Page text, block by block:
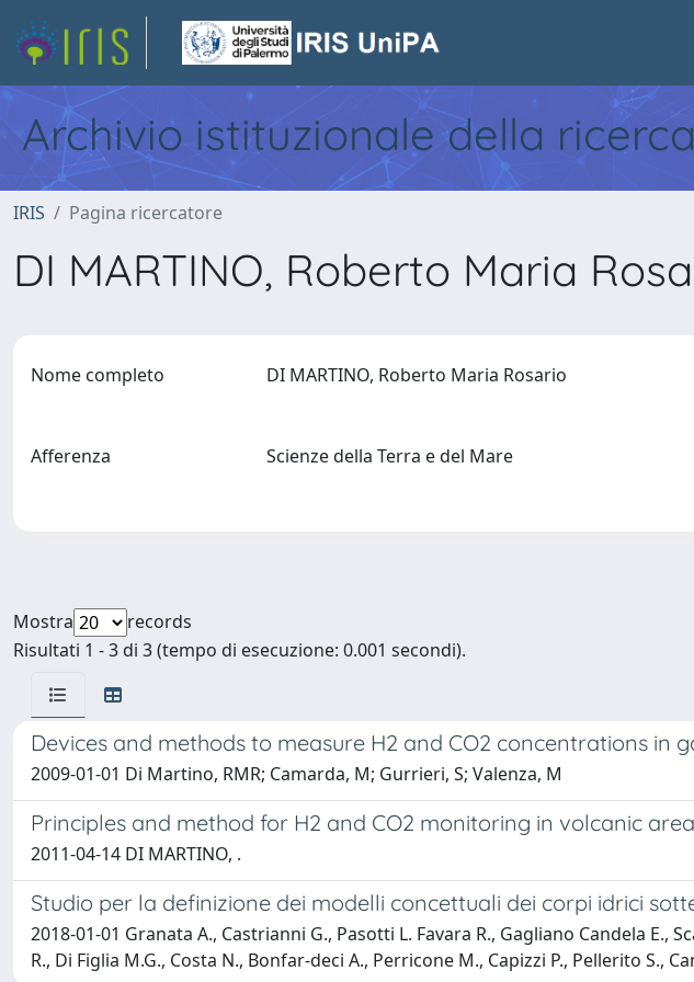
Archivio istituzionale della
IRIS Pagina ricercatore
DI MARTINO, Roberto Maria
Nome completo DI MARTINO, Roberto Maria Rosario
Afferenza Scienze della Terra e del Mare
Mostra
records
Risultati 1 - 3 di 3 (tempo di esecuzione: 0.001 secondi).
Devices and methods to measure H2 and CO2 concentrations
2009-01-01 Di Martino, RMR; Camarda, M; Gurrieri, S; Valenza, M
Principles and method for H2 and CO2 monitoring in volcanic
2011-04-14 DI MARTINO, .
Studio per la definizione dei modelli concettuali dei corpi idrici
2018-01-01 Granata A., Castrianni G., Pasotti L. Favara R., Gagliano Candela E.,
R., Di Figlia M.G., Costa N., Bonfar-deci A., Perricone M., Capizzi P., Pellerito S.,